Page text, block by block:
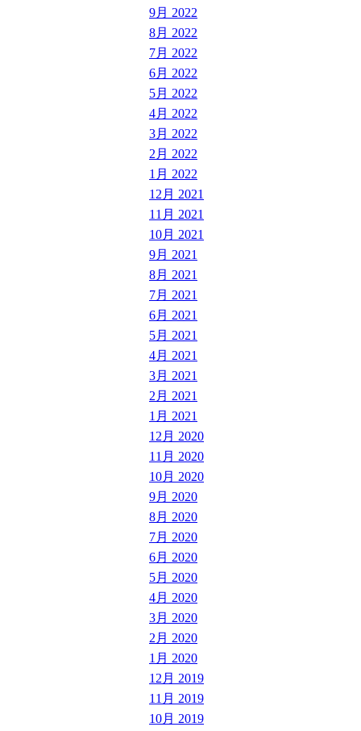
9月 2022
8月 2022
7月 2022
6月 2022
5月 2022
4月 2022
3月 2022
2月 2022
1月 2022
12月 2021
11月 2021
10月 2021
9月 2021
8月 2021
7月 2021
6月 2021
5月 2021
4月 2021
3月 2021
2月 2021
1月 2021
12月 2020
11月 2020
10月 2020
9月 2020
8月 2020
7月 2020
6月 2020
5月 2020
4月 2020
3月 2020
2月 2020
1月 2020
12月 2019
11月 2019
10月 2019